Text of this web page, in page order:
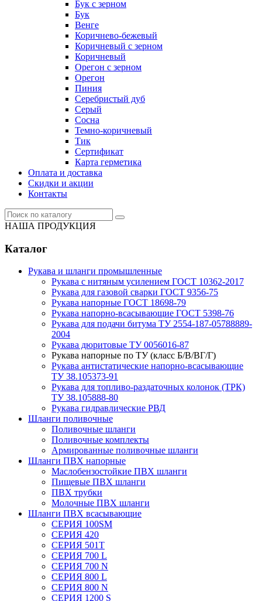
Бук с зерном
Бук
Венге
Коричнево-бежевый
Коричневый с зерном
Коричневый
Орегон с зерном
Орегон
Пиния
Серебристый дуб
Серый
Сосна
Темно-коричневый
Тик
Сертификат
Карта герметика
Оплата и доставка
Cкидки и акции
Контакты
НАША ПРОДУКЦИЯ
Каталог
Рукава и шланги промышленные
Рукава с нитяным усилением ГОСТ 10362-2017
Рукава для газовой сварки ГОСТ 9356-75
Рукава напорные ГОСТ 18698-79
Рукава нaпорно-всасывающие ГОСТ 5398-76
Рукава для подачи битума ТУ 2554-187-05788889-
2004
Рукава дюритовые ТУ 0056016-87
Рукава напорные по ТУ (класс Б/В/ВГ/Г)
Рукава антистатические напорно-всасывающие
ТУ 38.105373-91
Рукава для топливо-раздаточных колонок (ТРК)
ТУ 38.105888-80
Рукава гидравлические РВД
Шланги поливочные
Поливочные шланги
Поливочные комплекты
Армированные поливочные шланги
Шланги ПВХ напорные
Маслобензостойкие ПВХ шланги
Пищевые ПВХ шланги
ПВХ трубки
Молочные ПВХ шланги
Шланги ПВХ всасывающие
СЕРИЯ 100SM
СЕРИЯ 420
СЕРИЯ 501T
СЕРИЯ 700 L
СЕРИЯ 700 N
СЕРИЯ 800 L
СЕРИЯ 800 N
СЕРИЯ 1200 S